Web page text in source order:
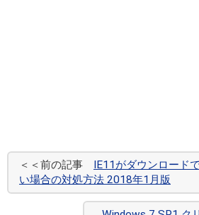
＜＜前の記事 IE11がダウンロード
い場合の対処方法 2018年1月版